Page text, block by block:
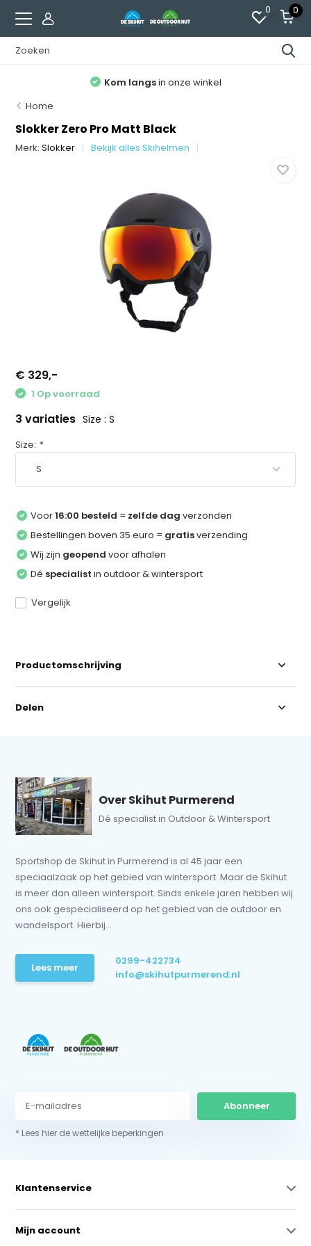
0 0
Kom langsin onze winkel
Home
Slokker Zero Pro Matt Black
Merk:Slokker Bekijk alles Skihelmen
€ 329,-
1 Op voorraad
3 variaties Size : S
Size: *
Voor16:00 besteld = zelfde dag verzonden
Bestellingen boven 35 euro = gratisverzending
Wij zijn geopend voor afhalen
Dé specialist in outdoor & wintersport
Vergelijk
Productomschrijving
Delen
Over Skihut Purmerend
Dé specialist in Outdoor & Wintersport
Sportshop de Skihut in Purmerend is al 45 jaar een
speciaalzaak op het gebied van wintersport. Maar de Skihut
is meer dan alleen wintersport. Sinds enkele jaren hebben wij
ons ook gespecialiseerd op het gebied van de outdoor en
wandelsport. Hierbij...
Lees meer
0299-422734
info@skihutpurmerend.nl
Abonneer
* Lees hier de wettelijke beperkingen
Klantenservice
Mijn account